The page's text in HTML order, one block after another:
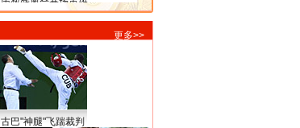
更多>>
古巴"神腿"飞踹裁判